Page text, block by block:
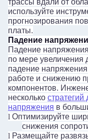
используйте
прогнозирования
платы.
Падение
Падение
по мере
падение
работе и снижению
компонентов.
несколько
напряжения в
l Оптимизируйте
снижения
l Размещайте